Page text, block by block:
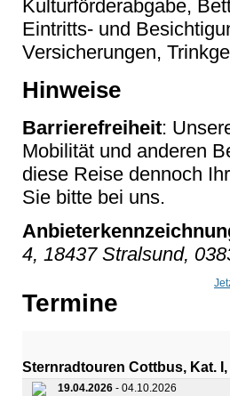
Kulturförderabgabe,
Eintritts- und
Versicherungen,
Hinweise
Barrierefreiheit:
Mobilität und anderen
diese Reise dennoch
Sie bitte bei uns.
4, 18437 Stralsund,
Termine
Sternradtouren Cottbus, Kat. I,
19.04.2026 - 04.10.2026